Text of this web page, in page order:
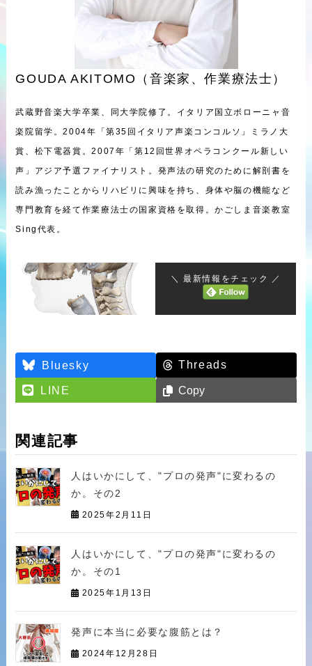
GOUDA AKITOMO（音楽家、作業療法士）
武蔵野音楽大学卒業、同大学院修了。イタリア国立ボローニャ音
楽院留学。2004年「第35回イタリア声楽コンコルソ」ミラノ大
賞、松下電器賞。2007年「第12回世界オペラコンクール新しい
声」アジア予選ファイナリスト。発声法の研究のために解剖書を
読み漁ったことからリハビリに興味を持ち、身体や脳の機能など
専門教育を経て作業療法士の国家資格を取得。かごしま音楽教室
Sing代表。
＼ 最新情報をチェック ／
Bluesky Threads
LINE Copy
関連記事
人はいかにして、"プロの発声"に変わるの
か。その2
2025年2月11日
人はいかにして、"プロの発声"に変わるの
か。その1
2025年1月13日
発声に本当に必要な腹筋とは？
2024年12月28日